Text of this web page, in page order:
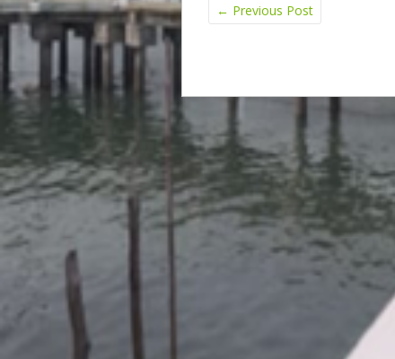
← Previous Post